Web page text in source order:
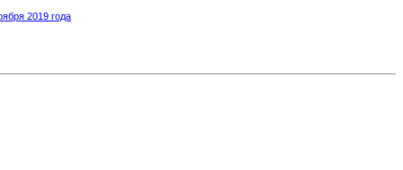
2019 года